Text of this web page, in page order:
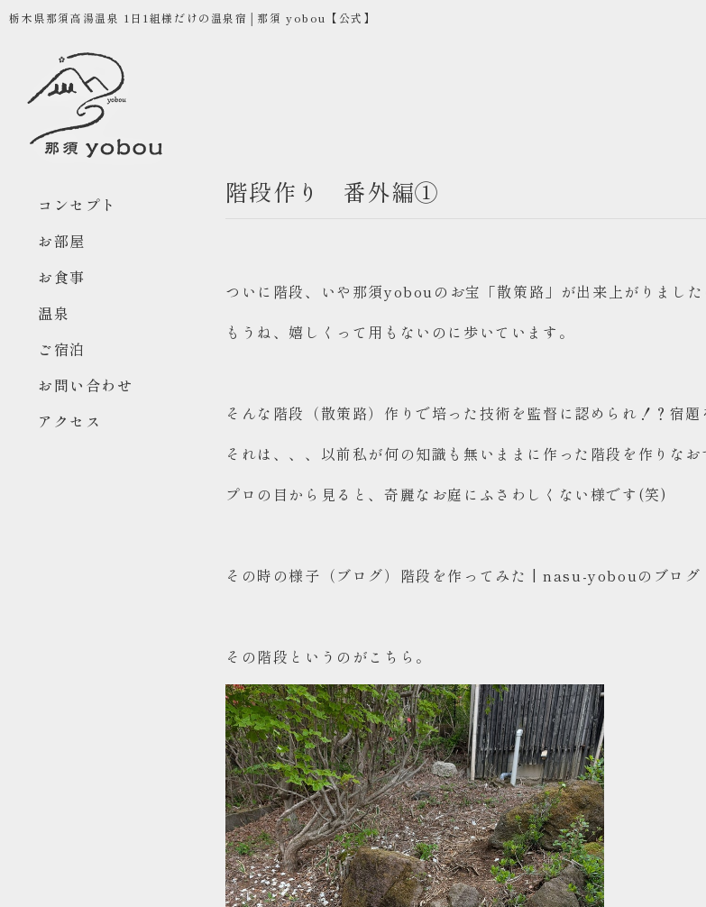
コンセプト
お部屋
お食事
温泉
ご宿泊
お問い合わせ
アクセス
栃木県那須高湯温泉 1日1組様だけの温泉宿│那須 yobou【公式】
階段作り 番外編①
ついに階段、いや那須yobouのお宝「散策路」が出来上がりまし
もうね、嬉しくって用もないのに歩いています。
そんな階段（散策路）作りで培った技術を監督に認められ！？宿題
それは、、、以前私が何の知識も無いままに作った階段を作りなお
プロの目から見ると、奇麗なお庭にふさわしくない様です(笑)
その時の様子（ブログ） 階段を作ってみた | nasu-yobouのブログ
その階段というのがこちら。